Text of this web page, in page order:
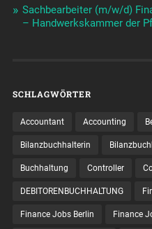
Sachbearbeiter (m/w/d)
– Handwerkskammer der
SCHLAGWÖRTER
Accountant Accounting
Bilanzbuchhalterin
Buchhaltung Controller
DEBITORENBUCHHALTUNG
Finance Jobs Berlin Finance